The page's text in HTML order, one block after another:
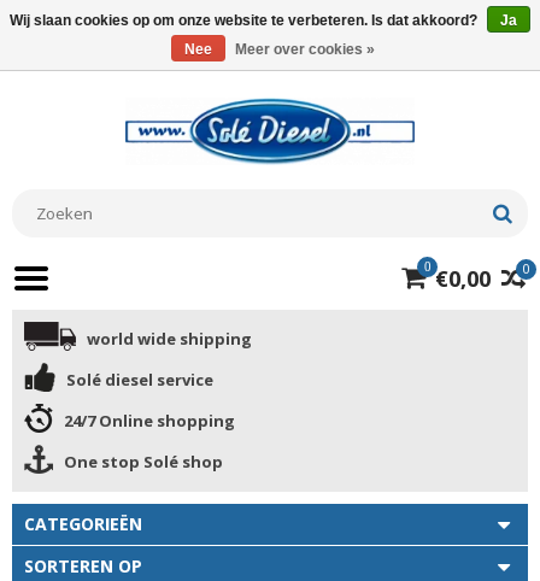
0
0 €0,00
world wide shipping
Solé diesel service
24/7 Online shopping
One stop Solé shop
CATEGORIEËN
SORTEREN OP
Wij slaan cookies op om onze website te verbeteren. Is dat akkoord?
Ja
Nee
Meer over cookies »